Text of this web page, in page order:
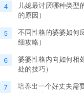
4
儿媳最讨厌哪种类型
的原因）
5
不同性格的婆婆如何
细攻略）
6
婆婆性格内向如何相
处的技巧）
7
培养出一个好丈夫需